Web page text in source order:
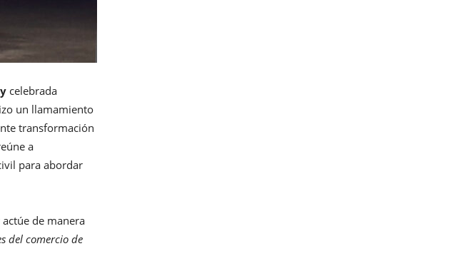
celebrada
un llamamiento
transformación
a
para abordar
de manera
del comercio de